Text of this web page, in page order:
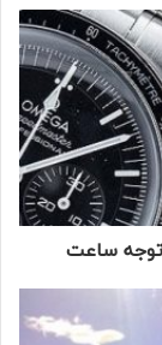
توجه ساعت